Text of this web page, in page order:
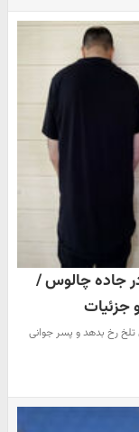
جاده چالوس /
تلخ رخ بدهد و پسر جوانی